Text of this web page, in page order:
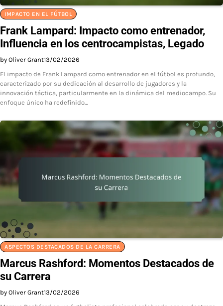
IMPACTO EN EL FÚTBOL
Frank Lampard: Impacto como entrenador,
Influencia en los centrocampistas, Legado
by Oliver Grant13/02/2026
El impacto de Frank Lampard como entrenador en el fútbol es profundo,
caracterizado por su dedicación al desarrollo de jugadores y la
innovación táctica, particularmente en la dinámica del mediocampo. Su
enfoque único ha redefinido…
ASPECTOS DESTACADOS DE LA CARRERA
Marcus Rashford: Momentos Destacados de
su Carrera
by Oliver Grant13/02/2026